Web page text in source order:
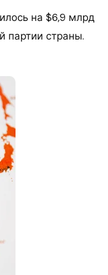
на $6,9 млрд
партии страны.